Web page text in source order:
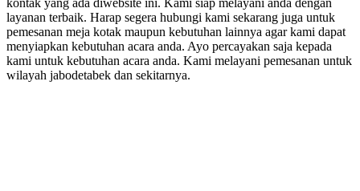
kontak yang ada diwebsite ini. Kami siap melayani anda dengan
layanan terbaik. Harap segera hubungi kami sekarang juga untuk
pemesanan meja kotak maupun kebutuhan lainnya agar kami dapat
menyiapkan kebutuhan acara anda. Ayo percayakan saja kepada
kami untuk kebutuhan acara anda. Kami melayani pemesanan untuk
wilayah jabodetabek dan sekitarnya.